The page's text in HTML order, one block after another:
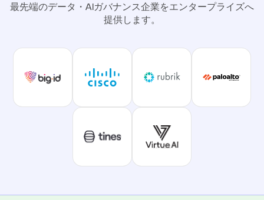
最先端のデータ・AIガバナンス企業をエンタープライズへ
提供します。